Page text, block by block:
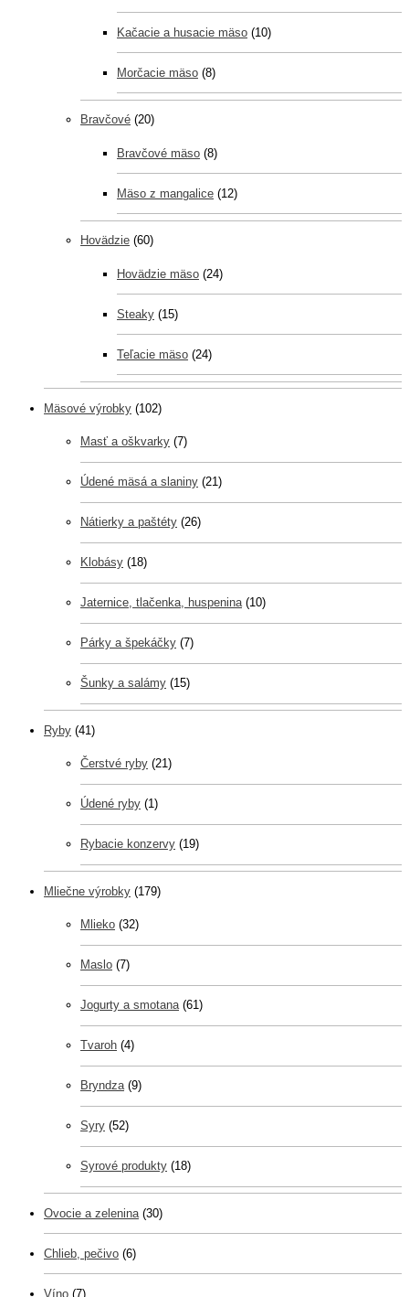
Kačacie a husacie mäso (10)
Morčacie mäso (8)
Bravčové (20)
Bravčové mäso (8)
Mäso z mangalice (12)
Hovädzie (60)
Hovädzie mäso (24)
Steaky (15)
Teľacie mäso (24)
Mäsové výrobky (102)
Masť a oškvarky (7)
Údené mäsá a slaniny (21)
Nátierky a paštéty (26)
Klobásy (18)
Jaternice, tlačenka, huspenina (10)
Párky a špekáčky (7)
Šunky a salámy (15)
Ryby (41)
Čerstvé ryby (21)
Údené ryby (1)
Rybacie konzervy (19)
Mliečne výrobky (179)
Mlieko (32)
Maslo (7)
Jogurty a smotana (61)
Tvaroh (4)
Bryndza (9)
Syry (52)
Syrové produkty (18)
Ovocie a zelenina (30)
Chlieb, pečivo (6)
Víno (7)